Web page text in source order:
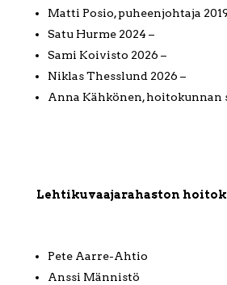
Matti Posio, puheenjohtaja
Satu Hurme 2024 –
Sami Koivisto 2026 –
Niklas Thesslund 2026 –
Anna Kähkönen, hoitokunnan
Lehtikuvaajarahaston
Pete Aarre-Ahtio
Anssi Männistö